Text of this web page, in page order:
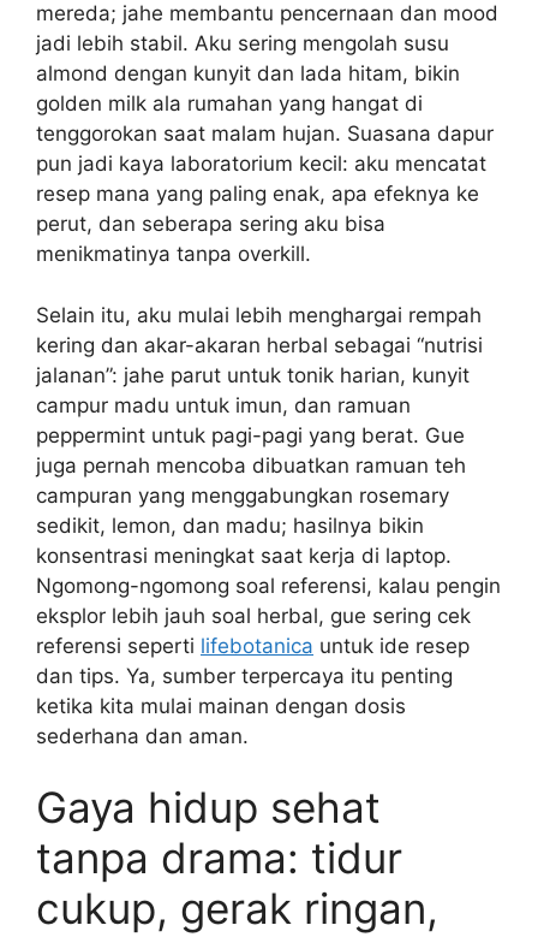
mereda; jahe membantu pencernaan dan mood
jadi lebih stabil. Aku sering mengolah susu
almond dengan kunyit dan lada hitam, bikin
golden milk ala rumahan yang hangat di
tenggorokan saat malam hujan. Suasana dapur
pun jadi kaya laboratorium kecil: aku mencatat
resep mana yang paling enak, apa efeknya ke
perut, dan seberapa sering aku bisa
menikmatinya tanpa overkill.
Selain itu, aku mulai lebih menghargai rempah
kering dan akar-akaran herbal sebagai “nutrisi
jalanan”: jahe parut untuk tonik harian, kunyit
campur madu untuk imun, dan ramuan
peppermint untuk pagi-pagi yang berat. Gue
juga pernah mencoba dibuatkan ramuan teh
campuran yang menggabungkan rosemary
sedikit, lemon, dan madu; hasilnya bikin
konsentrasi meningkat saat kerja di laptop.
Ngomong-ngomong soal referensi, kalau pengin
eksplor lebih jauh soal herbal, gue sering cek
referensi seperti lifebotanica untuk ide resep
dan tips. Ya, sumber terpercaya itu penting
ketika kita mulai mainan dengan dosis
sederhana dan aman.
Gaya hidup sehat
tanpa drama: tidur
cukup, gerak ringan,